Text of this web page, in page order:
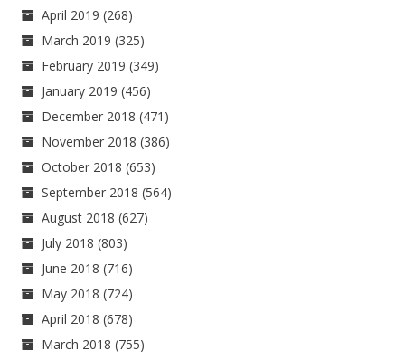
April 2019 (268)
March 2019 (325)
February 2019 (349)
January 2019 (456)
December 2018 (471)
November 2018 (386)
October 2018 (653)
September 2018 (564)
August 2018 (627)
July 2018 (803)
June 2018 (716)
May 2018 (724)
April 2018 (678)
March 2018 (755)